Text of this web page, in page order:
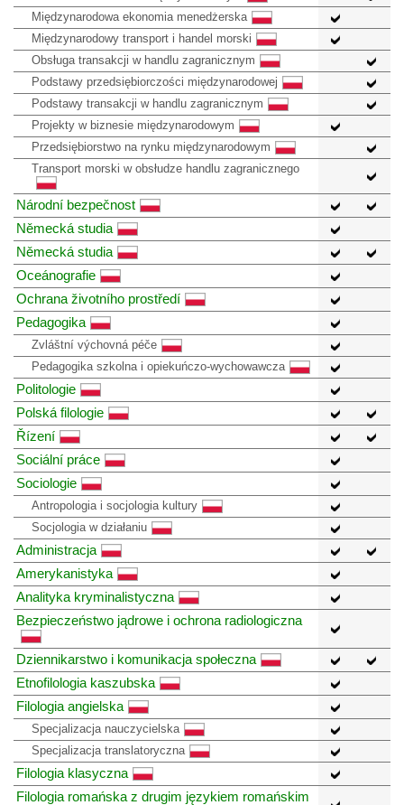
Międzynarodowa ekonomia menedżerska
Międzynarodowy transport i handel morski
Obsługa transakcji w handlu zagranicznym
Podstawy przedsiębiorczości międzynarodowej
Podstawy transakcji w handlu zagranicznym
Projekty w biznesie międzynarodowym
Przedsiębiorstwo na rynku międzynarodowym
Transport morski w obsłudze handlu zagranicznego
Národní bezpečnost
Německá studia
Německá studia
Oceánografie
Ochrana životního prostředí
Pedagogika
Zvláštní výchovná péče
Pedagogika szkolna i opiekuńczo-wychowawcza
Politologie
Polská filologie
Řízení
Sociální práce
Sociologie
Antropologia i socjologia kultury
Socjologia w działaniu
Administracja
Amerykanistyka
Analityka kryminalistyczna
Bezpieczeństwo jądrowe i ochrona radiologiczna
Dziennikarstwo i komunikacja społeczna
Etnofilologia kaszubska
Filologia angielska
Specjalizacja nauczycielska
Specjalizacja translatoryczna
Filologia klasyczna
Filologia romańska z drugim językiem romańskim